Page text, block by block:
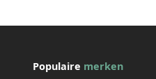
Populaire merken